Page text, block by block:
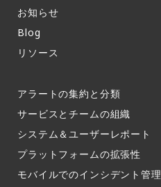
お知らせ​
Blog
リソース
アラートの集約と分類​
サービスとチームの組織​
システム＆ユーザーレポート​
プラットフォームの拡張性
モバイルでのインシデント管理​